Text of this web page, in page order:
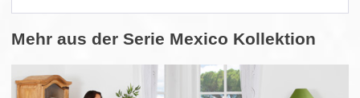
Mehr aus der Serie Mexico Kollektion